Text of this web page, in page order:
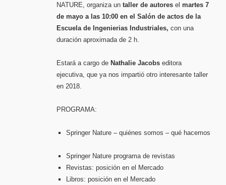
NATURE, organiza un taller de autoresel martes 7
de mayo a las 10:00 en el Salón de actos de la
Escuela de Ingenierias Industriales, con una
duración aproximada de 2 h.
Estará a cargo deNathalie Jacobseditora
ejecutiva, que ya nos impartió otro interesante taller
en 2018.
PROGRAMA:
Springer Nature – quiénes somos – qué hacemos
Springer Nature programa de revistas
Revistas: posición en el Mercado
Libros: posición en el Mercado